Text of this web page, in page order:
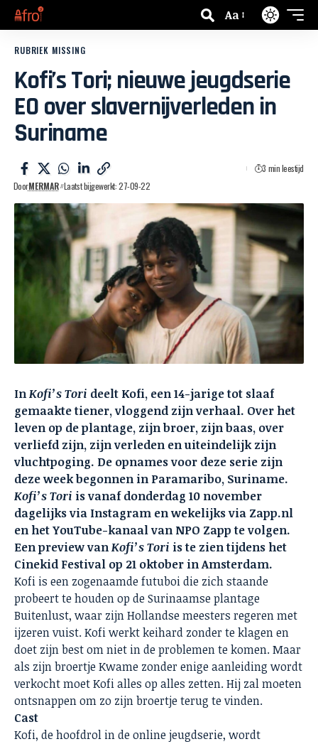
Aa
RUBRIEK MISSING
Kofi’s Tori; nieuwe jeugdserie
EO over slavernijverleden in
Suriname
DoorMERMAR Laatst bijgewerkt: 27-09-22
3 min leestijd
InKofi’s Tori deelt Kofi, een 14-jarige tot slaaf
gemaakte tiener, vloggend zijn verhaal. Over het
leven op de plantage, zijn broer, zijn baas, over
verliefd zijn, zijn verleden en uiteindelijk zijn
vluchtpoging. De opnames voor deze serie zijn
deze week begonnen in Paramaribo, Suriname.
Kofi’s Tori is vanaf donderdag 10 november
dagelijks via Instagram en wekelijks via Zapp.nl
en het YouTube-kanaal van NPO Zapp te volgen.
Een preview vanKofi’s Tori is te zien tijdens het
Cinekid Festival op 21 oktober in Amsterdam.
Kofi is een zogenaamde futuboi die zich staande
probeert te houden op de Surinaamse plantage
Buitenlust, waar zijn Hollandse meesters regeren met
ijzeren vuist.Kofi werkt keihard zonder te klagen en
doet zijn best om niet in de problemen te komen. Maar
als zijn broertje Kwame zonder enige aanleiding wordt
verkocht moet Kofi alles op alles zetten. Hij zal moeten
ontsnappen om zo zijn broertje terug te vinden.
Cast
Kofi, de hoofdrol in de online jeugdserie, wordt